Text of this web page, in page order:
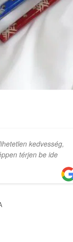
kedvesség,
térjen be ide